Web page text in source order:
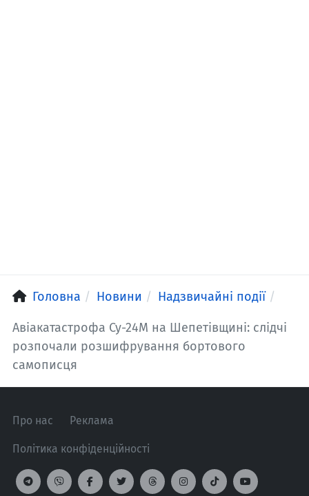
Головна Новини Надзвичайні події
Авіакатастрофа Су-24М на Шепетівщині: слідчі
розпочали розшифрування бортового
самописця
Про нас Реклама
Політика конфіденційності